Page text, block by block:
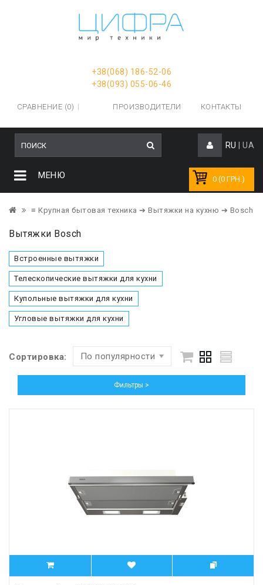
+38(068) 186-52-06
+38(093) 055-06-46
СРАВНЕНИЕ (0) ПРОИЗВОДИТЕЛИ КОНТАКТЫ
RU UA
0 (0 ГРН.)
МЕНЮ
≡ Крупная бытовая техника ➔ Вытяжки на кухню ➔ Bosch
Вытяжки Bosch
Встроенные вытяжки
Телескопические вытяжки для кухни
Купольные вытяжки для кухни
Угловые вытяжки для кухни
Сортировка: По популярности
Фильтры >